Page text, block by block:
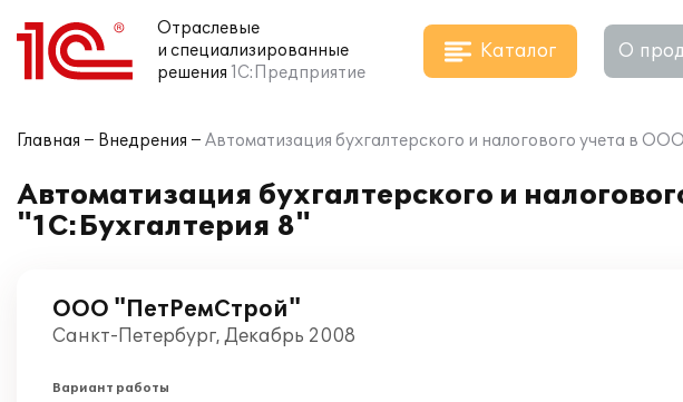
Отраслевые
и специализированные
решения 1С:Предприятие
Каталог О
Главная Внедрения Автоматизация бухгалтерского и налогового учета в
Автоматизация бухгалтерского и
"1С:Бухгалтерия 8"
ООО "ПетРемСтрой"
Санкт-Петербург, Декабрь 2008
Вариант работы